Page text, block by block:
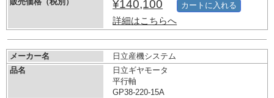
¥140,100
詳細はこちらへ
カートに入れる
メーカー名
日立産機システム
品名
日立ギヤモータ
平行軸
GP38-220-15A